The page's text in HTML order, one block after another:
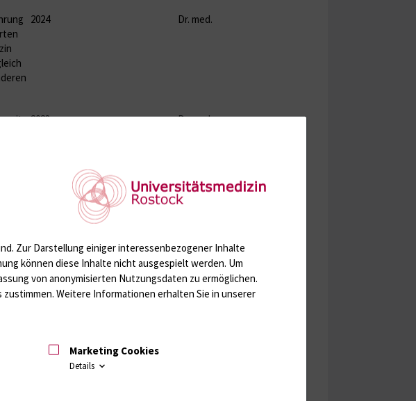
2024 Dr. med.
mit
2023 Dr. med.
2022 Dr. med.
2022 Dr. med.
2021
Zur Darstellung einiger interessenbezogener Inhalte
können diese Inhalte nicht ausgespielt werden. Um
von anonymisierten Nutzungsdaten zu ermöglichen.
zustimmen. Weitere Informationen erhalten Sie in unserer
Marketing Cookies
Details